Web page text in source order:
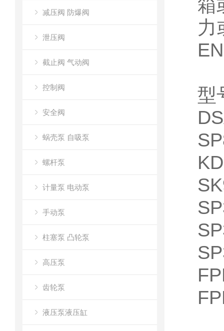
减压阀 防爆阀
泄压阀
截止阀 气动阀
控制阀
安全阀
蜗壳泵 自吸泵
螺杆泵
计量泵 电动泵
手动泵
柱塞泵 凸轮泵
高压泵
齿轮泵
液压泵液压缸
箱
力
型